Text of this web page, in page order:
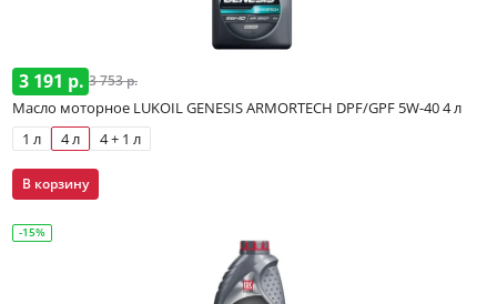
3 191 р. 3 753 р.
Масло моторное LUKOIL GENESIS ARMORTECH DPF/GPF 5W-40 4 л
1 л
4 л 4 + 1 л
В корзину
-15%